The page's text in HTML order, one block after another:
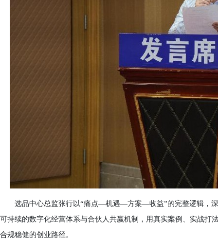
选品中心总监张行以“痛点—机遇—方案—收益”的完整逻辑，深
可持续的数字化经营体系与合伙人共赢机制，用真实案例、实战打
合规稳健的创业路径。